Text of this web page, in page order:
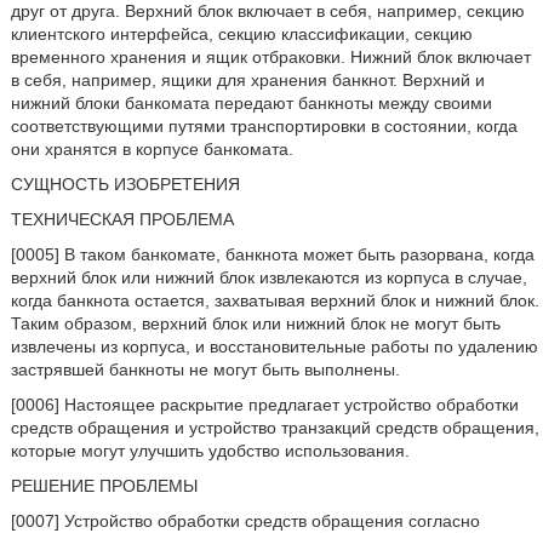
друг от друга. Верхний блок включает в себя, например, секцию
клиентского интерфейса, секцию классификации, секцию
временного хранения и ящик отбраковки. Нижний блок включает
в себя, например, ящики для хранения банкнот. Верхний и
нижний блоки банкомата передают банкноты между своими
соответствующими путями транспортировки в состоянии, когда
они хранятся в корпусе банкомата.
СУЩНОСТЬ ИЗОБРЕТЕНИЯ
ТЕХНИЧЕСКАЯ ПРОБЛЕМА
[0005] В таком банкомате, банкнота может быть разорвана, когда
верхний блок или нижний блок извлекаются из корпуса в случае,
когда банкнота остается, захватывая верхний блок и нижний блок.
Таким образом, верхний блок или нижний блок не могут быть
извлечены из корпуса, и восстановительные работы по удалению
застрявшей банкноты не могут быть выполнены.
[0006] Настоящее раскрытие предлагает устройство обработки
средств обращения и устройство транзакций средств обращения,
которые могут улучшить удобство использования.
РЕШЕНИЕ ПРОБЛЕМЫ
[0007] Устройство обработки средств обращения согласно